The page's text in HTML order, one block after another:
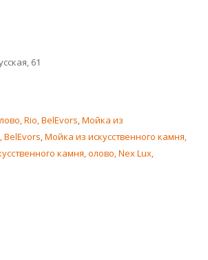
61
Rio, BelEvors,Мойка из
BelEvors,Мойка из искусственного камня,
камня, олово, Nex Lux,